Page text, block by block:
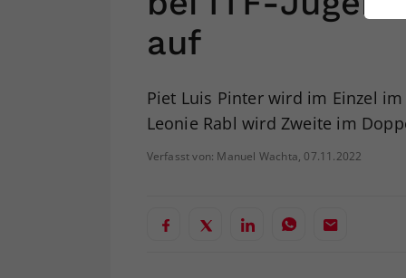
auf
Piet Luis Pinter wird im Einzel
Leonie Rabl wird Zweite im
Verfasst von: Manuel Wachta, 07.11.2022